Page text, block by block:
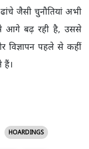
जैसी चुनौतियां अभी
से आगे बढ़ रही है, उससे
पहले से कहीं
हैं।
HOARDINGS